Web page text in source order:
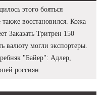
этого бояться
восстановился. Кожа
Заказать Тритрен 150
валюту могли экспортеры.
"Байер": Адлер,
россиян.